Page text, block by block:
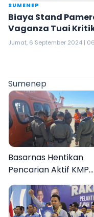
SUMENEP
Biaya Stand
Vaganza Tuai
Jumat, 6 September 2024 |
Sumenep
Basarnas Hentikan
Pencarian Aktif KMP
Mutiara Sentosa II,
Orang Masih Hilang